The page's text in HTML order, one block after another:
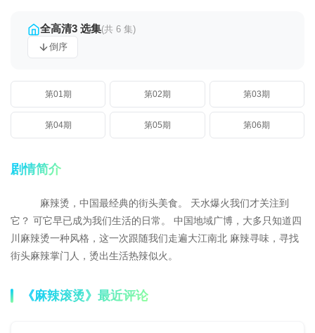
全高清3 选集(共 6 集)
倒序
第01期 第02期 第03期
第04期 第05期 第06期
剧情简介
麻辣烫，中国最经典的街头美食。 天水爆火我们才关注到
它？ 可它早已成为我们生活的日常。 中国地域广博，大多只知道四
川麻辣烫一种风格，这一次跟随我们走遍大江南北 麻辣寻味，寻找
街头麻辣掌门人，烫出生活热辣似火。
《麻辣滚烫》最近评论